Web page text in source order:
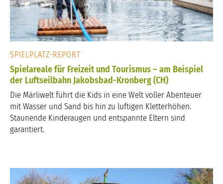
SPIELPLATZ-REPORT
Spielareale für Freizeit und Tourismus – am Beispiel
der Luftseilbahn Jakobsbad-Kronberg (CH)
Die Märliwelt führt die Kids in eine Welt voller Abenteuer
mit Wasser und Sand bis hin zu luftigen Kletterhöhen.
Staunende Kinderaugen und entspannte Eltern sind
garantiert.